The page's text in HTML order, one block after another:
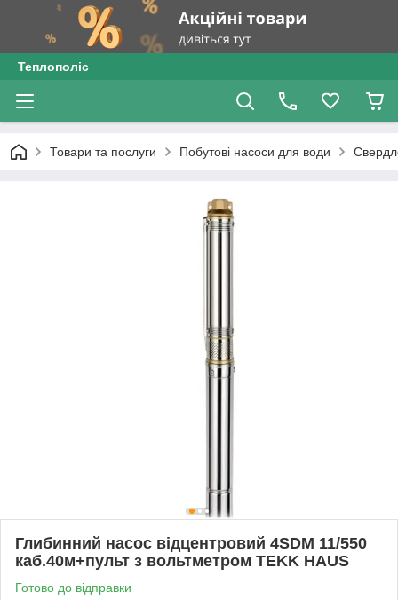
Теплополіс
Товари та послуги Побутові насоси для води
Глибинний насос відцентровий 4SDM 11/550
каб.40м+пульт з вольтметром TEKK HAUS
Готово до відправки